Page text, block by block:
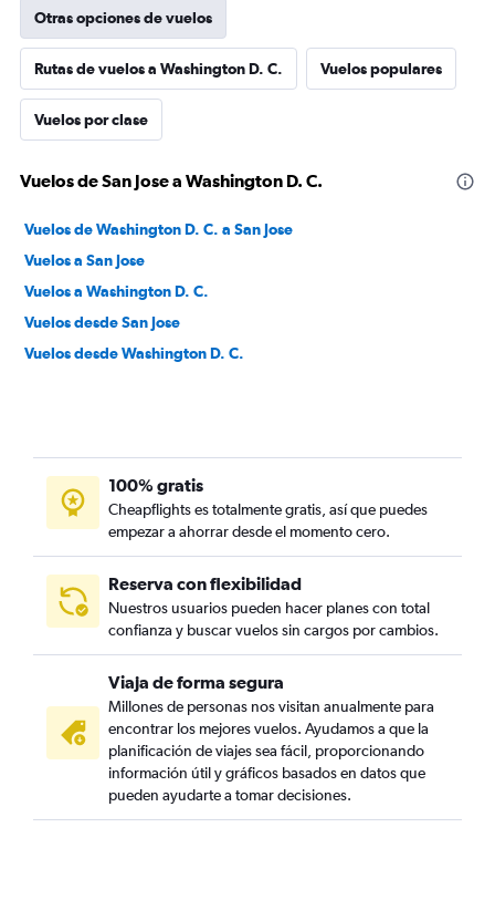
Otras opciones de vuelos
Rutas de vuelos a Washington D. C. Vuelos populares
Vuelos por clase
Vuelos de San Jose a Washington D. C.
Vuelos de Washington D. C. a San Jose
Vuelos a San Jose
Vuelos a Washington D. C.
Vuelos desde San Jose
Vuelos desde Washington D. C.
100% gratis
Cheapflights es totalmente gratis, así que puedes
empezar a ahorrar desde el momento cero.
Reserva con flexibilidad
Nuestros usuarios pueden hacer planes con total
confianza y buscar vuelos sin cargos por cambios.
Viaja de forma segura
Millones de personas nos visitan anualmente para
encontrar los mejores vuelos. Ayudamos a que la
planificación de viajes sea fácil, proporcionando
información útil y gráficos basados en datos que
pueden ayudarte a tomar decisiones.